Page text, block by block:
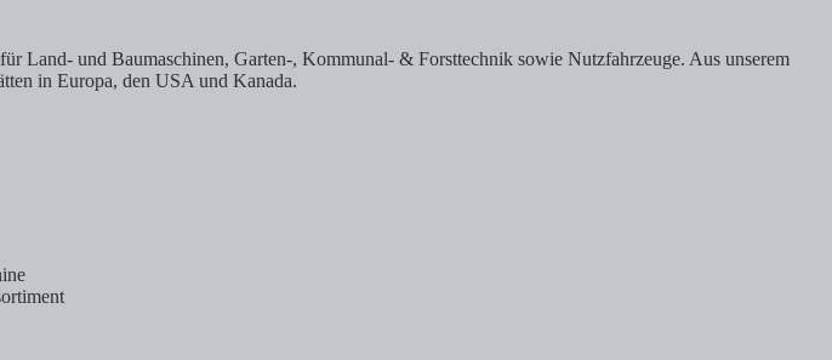
Land- und Baumaschinen, Garten-, Kommunal- & Forsttechnik sowie Nutzfahrzeuge. Aus unserem
in Europa, den USA und Kanada.